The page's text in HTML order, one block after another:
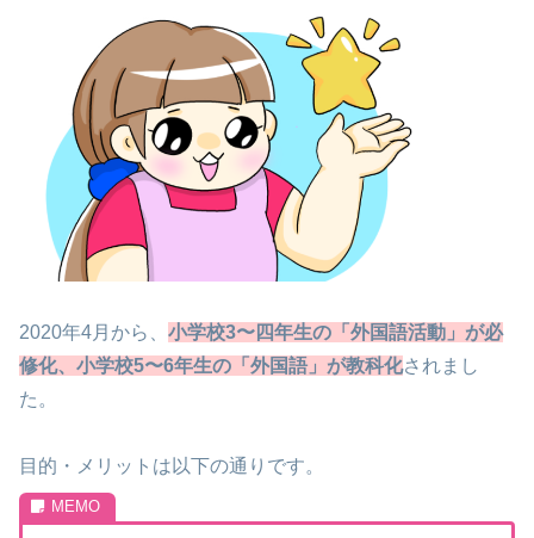
2020年4月から、 小学校3〜四年生の「外国語活動」が必
修化、小学校5〜6年生の「外国語」が教科化されまし
た。
目的・メリットは以下の通りです。